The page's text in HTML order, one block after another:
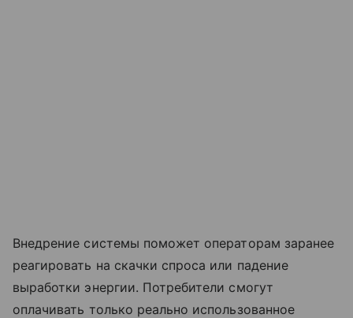
Внедрение системы поможет операторам заранее
реагировать на скачки спроса или падение
выработки энергии. Потребители смогут
оплачивать только реально использованное